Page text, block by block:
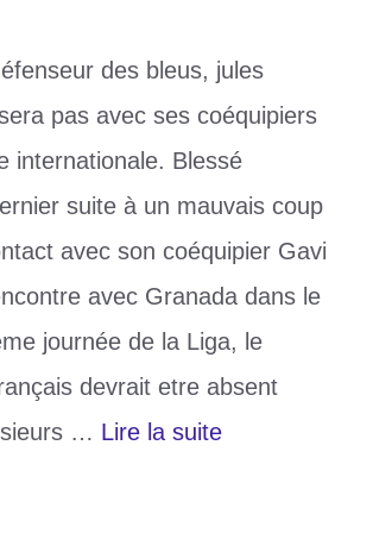
des bleus, jules
pas avec ses coéquipiers
internationale. Blessé
suite à un mauvais coup
avec son coéquipier Gavi
avec Granada dans le
journée de la Liga, le
devrait etre absent
… Lire la suite